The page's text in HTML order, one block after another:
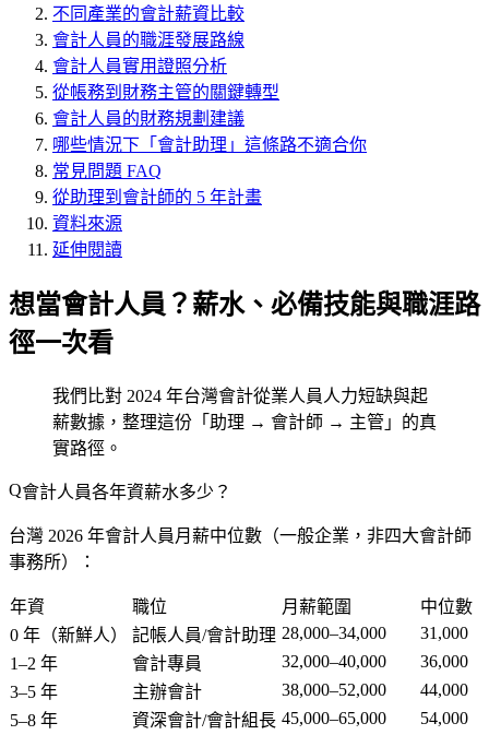
不同產業的會計薪資比較
會計人員的職涯發展路線
會計人員實用證照分析
從帳務到財務主管的關鍵轉型
會計人員的財務規劃建議
哪些情況下「會計助理」這條路不適合你
常見問題 FAQ
從助理到會計師的 5 年計畫
資料來源
延伸閱讀
想當會計人員？薪水、必備技能與職涯路
徑一次看
我們比對 2024 年台灣會計從業人員人力短缺與起
薪數據，整理這份「助理 → 會計師 → 主管」的真
實路徑。
會計人員各年資薪水多少？
台灣 2026 年會計人員月薪中位數（一般企業，非四大會計師
事務所）：
年資 職位 月薪範圍
中位數
0 年（新鮮人）
記帳人員/會計助理 28,000–34,000
31,000
1–2 年
會計專員 32,000–40,000
36,000
3–5 年
主辦會計 38,000–52,000
44,000
5–8 年
資深會計/會計組長 45,000–65,000
54,000